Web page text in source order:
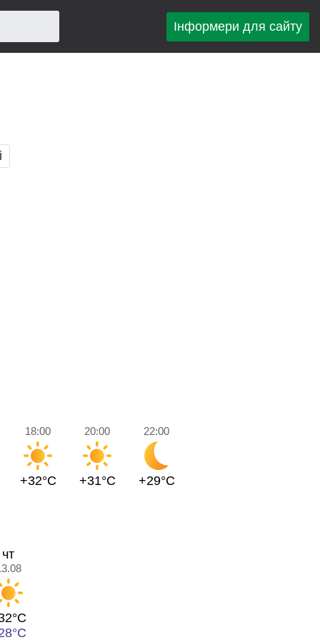
Інформери для сайту
18:00
+32°C
20:00
+31°C
22:00
+29°C
чт